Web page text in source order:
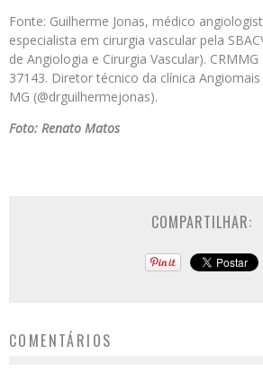
Fonte: Guilherme Jonas, médico
especialista em cirurgia vascular pela
de Angiologia e Cirurgia Vascular).
37143. Diretor técnico da clínica
MG (@drguilhermejonas).
Foto: Renato Matos
COMPARTILHAR:
COMENTÁRIOS